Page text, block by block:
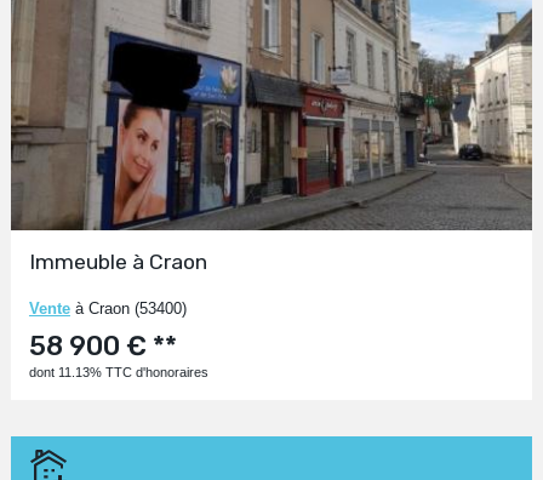
Immeuble à Craon
Venteà Craon (53400)
58 900 € **
dont 11.13% TTC d'honoraires